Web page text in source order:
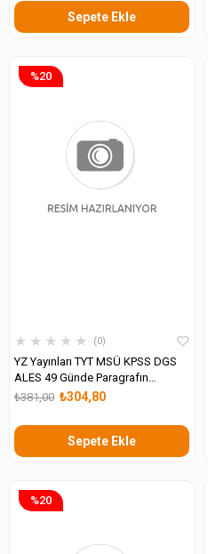
Sepete Ekle
★ ★ ★ ★ ★ 0
YZ Yayınları TYT MSÜ KPSS DGS
ALES 49 Günde Paragrafın
Günlüğü ₺304,80
₺381,00
Sepete Ekle
%20
%20